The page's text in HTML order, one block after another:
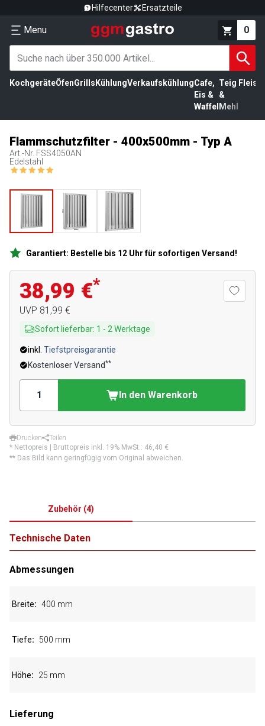
Hilfecenter Ersatzteile
Menu 0
KochgeräteÖfenGrills KühlungVerkaufskühlungCafe,
Eis &
Waffel
Teig
&
Mehl
Flammschutzfilter - 400x500mm - Typ A
Art.-Nr. FSS4050AN
Edelstahl
Garantiert: Bestelle bis 12 Uhr für sofortigen Versand!
38,99 €*
UVP 81,99 €
Sofort lieferbar: 1 - 2 Werktage
inkl. Tiefstpreisgarantie
Kostenloser Versand**
In den Warenkorb
Drucken
Teilen
* Nettopreis | Bruttopreis inkl. 19% MwSt.: 46,40 €
** Das Bild kann geringfügig vom Original abweichen.
Zubehör (4)
Technische Daten
Abmessungen
Breite 400 mm
Tiefe 500 mm
Höhe 25 mm
Lieferung